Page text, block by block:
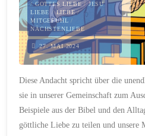
Bande"
/GOTTES LIEBE/JESU
LIEBE /LIEBE/
MITGEFÜHL /
NÄCHSTENLIEBE
27. MAI 2024
Diese Andacht spricht über die
sie in unserer Gemeinschaft zum
Beispiele aus der Bibel und den
göttliche Liebe zu teilen und unsere